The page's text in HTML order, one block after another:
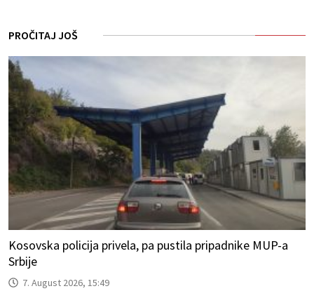
PROČITAJ JOŠ
Kosovska policija privela, pa pustila pripadnike MUP-a
Srbije
7. August 2026, 15:49